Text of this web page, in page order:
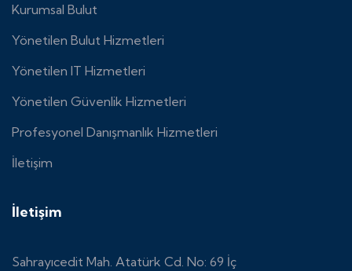
Kurumsal Bulut
Yönetilen Bulut Hizmetleri
Yönetilen IT Hizmetleri
Yönetilen Güvenlik Hizmetleri
Profesyonel Danışmanlık Hizmetleri
İletişim
İletişim
Sahrayıcedit Mah. Atatürk Cd. No: 69 İç